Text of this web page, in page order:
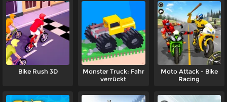
Bike Rush 3D
Monster Truck: Fahr
verrückt
Moto Attack - Bike
Racing